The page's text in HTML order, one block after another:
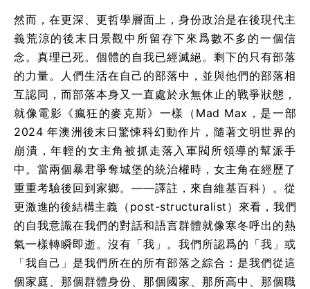
然而，在更深、更哲學層面上，身份政治是在後現代主
義荒涼的後末日景觀中所留存下來爲數不多的一個信
念。真理已死。個體的自我已經滅絕。剩下的只有部落
的力量。人們生活在自己的部落中，並與他們的部落相
互認同，而部落本身又一直處於永無休止的戰爭狀態，
就像電影《瘋狂的麥克斯》一樣（Mad Max，是一部
2024 年澳洲後末日驚悚科幻動作片，隨著文明世界的
崩潰，年輕的女主角被抓走落入軍閥所領導的幫派手
中。當兩個暴君爭奪城堡的統治權時，女主角在經歷了
重重考驗後回到家鄉。——譯註，來自維基百科）。從
更激進的後結構主義（post-structuralist）來看，我們
的自我意識在我們的對話和語言群體就像寒冬呼出的熱
氣一樣轉瞬即逝。沒有「我」。我們所認爲的「我」或
「我自己」是我們所在的所有部落之綜合：是我們從這
個家庭、那個群體身份、那個國家、那所高中、那個職